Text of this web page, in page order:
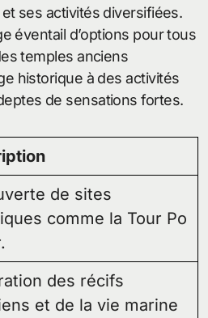
et ses activités diversifiées.
éventail d’options pour tous
temples anciens
historique à des activités
de sensations fortes.
de sites
comme la Tour Po
des récifs
et de la vie marine